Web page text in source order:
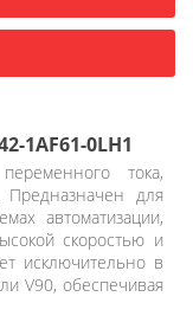
1AF61-0LH1
тока,
для
автоматизации,
скоростью и
исключительно в
V90, обеспечивая